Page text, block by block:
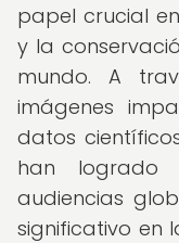
papel crucial
y la
mundo. A
imágenes
datos
han logrado
audiencias
significativo en